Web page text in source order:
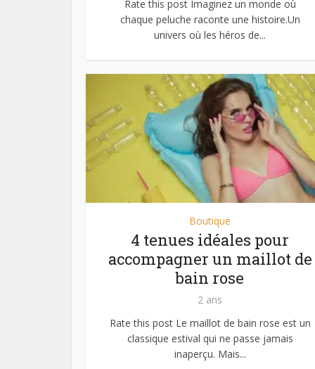
Rate this post Imaginez un monde où
chaque peluche raconte une histoire.Un
univers où les héros de...
Boutique
4 tenues idéales pour
accompagner un maillot de
bain rose
2 ans
Rate this post Le maillot de bain rose est un
classique estival qui ne passe jamais
inaperçu. Mais...